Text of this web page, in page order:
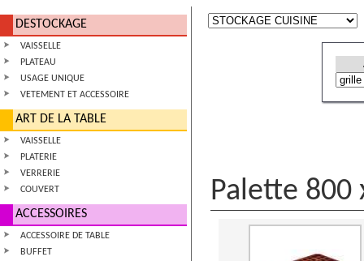
DESTOCKAGE
VAISSELLE
PLATEAU
USAGE UNIQUE
VETEMENT ET ACCESSOIRE
ART DE LA TABLE
VAISSELLE
PLATERIE
VERRERIE
COUVERT
ACCESSOIRES
ACCESSOIRE DE TABLE
BUFFET
Palette 800